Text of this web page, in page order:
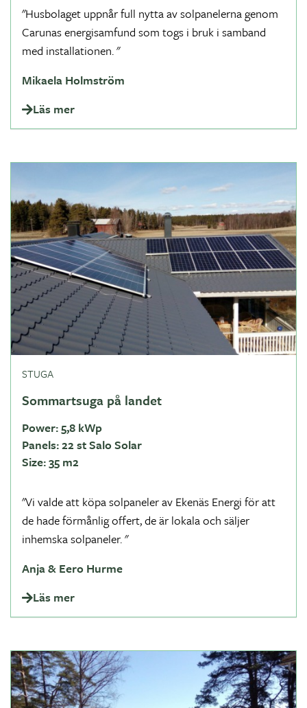
"Husbolaget uppnår full nytta av solpanelerna genom
Carunas energisamfund som togs i bruk i samband
med installationen. "
Mikaela Holmström
Läs mer
STUGA
Sommartsuga på landet
Power:5,8 kWp
Panels:22 st Salo Solar
Size:35 m2
"Vi valde att köpa solpaneler av Ekenäs Energi för att
de hade förmånlig offert, de är lokala och säljer
inhemska solpaneler. "
Anja & Eero Hurme
Läs mer